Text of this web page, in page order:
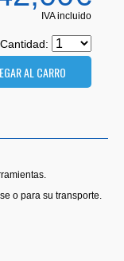
IVA incluido
Cantidad:
o para su transporte.